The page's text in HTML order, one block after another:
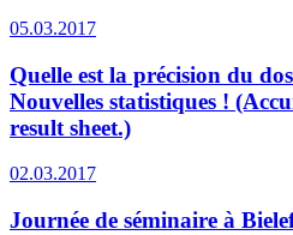
05.03.2017
Quelle est la précision du
Nouvelles statistiques !
result sheet.)
02.03.2017
Journée de séminaire à